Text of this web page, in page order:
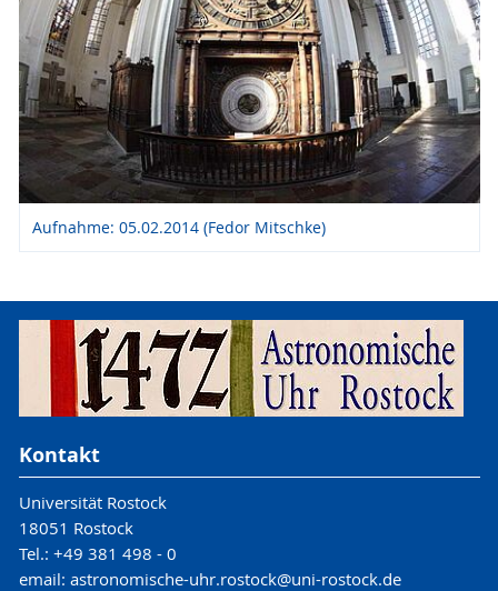
Aufnahme: 05.02.2014 (Fedor Mitschke)
Kontakt
Universität Rostock
18051 Rostock
Tel.: +49 381 498 - 0
email: astronomische-uhr.rostock@uni-rostock.de